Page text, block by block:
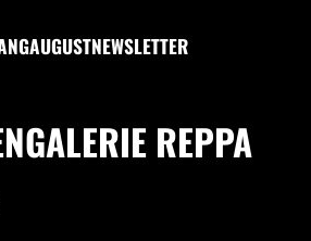
AUGUSTNEWSLETTER
REPPA